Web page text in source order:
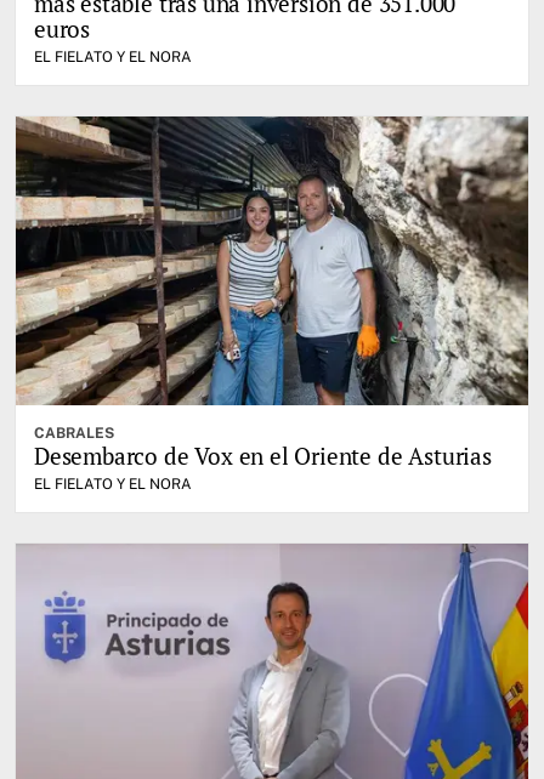
euros
EL FIELATO Y EL NORA
CABRALES
Desembarco de Vox en el Oriente de Asturias
EL FIELATO Y EL NORA